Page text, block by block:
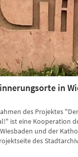
in
des Projektes
ist eine Kooperation
und der
des